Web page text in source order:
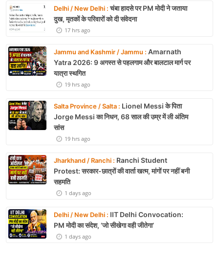
Delhi / New Delhi :चंबा हादसे पर PM मोदी ने जताया
दुख, मृतकों के परिवारों को दी संवेदना
17 hrs ago
Jammu and Kashmir / Jammu : Amarnath
Yatra 2026: 9 अगस्त से पहलगाम और बालटाल मार्ग पर
यात्रा स्थगित
19 hrs ago
Salta Province / Salta : Lionel Messi के पिता
Jorge Messi का निधन, 68 साल की उम्र में ली अंतिम
सांस
19 hrs ago
Jharkhand / Ranchi : Ranchi Student
Protest: सरकार-छात्रों की वार्ता खत्म, मांगों पर नहीं बनी
सहमति
1 days ago
Delhi / New Delhi : IIT Delhi Convocation:
PM मोदी का संदेश, ‘जो सीखेगा वही जीतेगा’
1 days ago